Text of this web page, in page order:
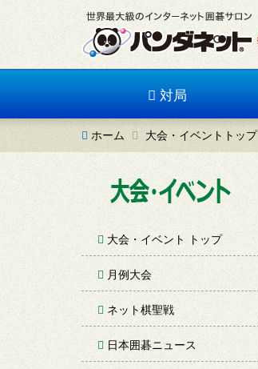
対局
ホーム 大会・イベントトップ
大会・イベント トップ
月例大会
ネット棋聖戦
日本囲碁ニュース